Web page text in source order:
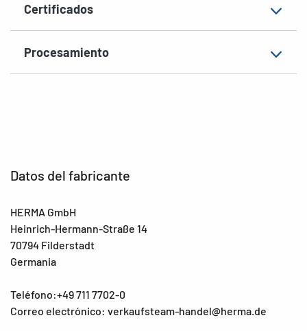
Certificados
Procesamiento
Datos del fabricante
HERMA GmbH
Heinrich-Hermann-Straße 14
70794 Filderstadt
Germania
Teléfono:+49 711 7702-0
Correo electrónico: verkaufsteam-handel@herma.de